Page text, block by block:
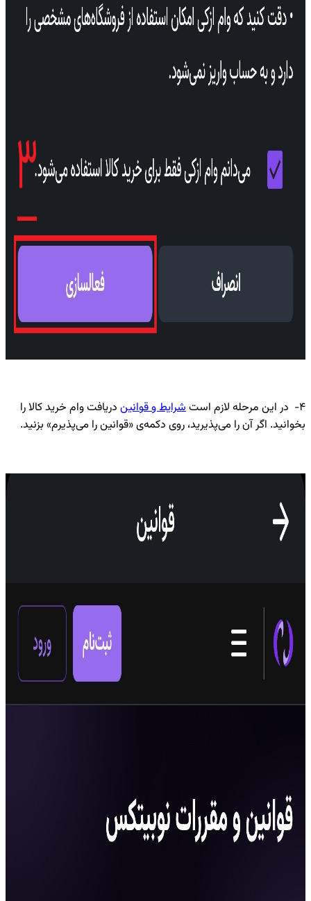
۴- در این مرحله لازم است شرایط و قوانین دریافت وام خرید کالا را
بخوانید. اگر آن را می‌پذیرید، روی دکمه‌ی «قوانین را می‌پذیرم» بزنید.